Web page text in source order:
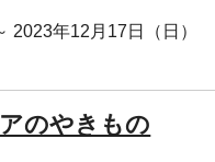
2023年12月17日（日）
のやきもの